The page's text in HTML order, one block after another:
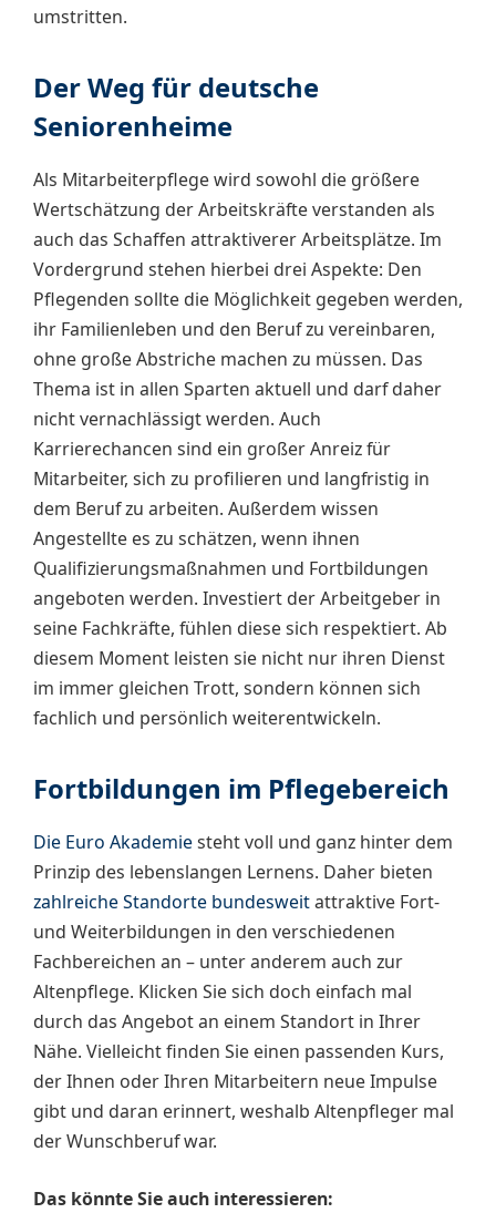
umstritten.
Der Weg für deutsche
Seniorenheime
Als Mitarbeiterpflege wird sowohl die größere
Wertschätzung der Arbeitskräfte verstanden als
auch das Schaffen attraktiverer Arbeitsplätze. Im
Vordergrund stehen hierbei drei Aspekte: Den
Pflegenden sollte die Möglichkeit gegeben werden,
ihr Familienleben und den Beruf zu vereinbaren,
ohne große Abstriche machen zu müssen. Das
Thema ist in allen Sparten aktuell und darf daher
nicht vernachlässigt werden. Auch
Karrierechancen sind ein großer Anreiz für
Mitarbeiter, sich zu profilieren und langfristig in
dem Beruf zu arbeiten. Außerdem wissen
Angestellte es zu schätzen, wenn ihnen
Qualifizierungsmaßnahmen und Fortbildungen
angeboten werden. Investiert der Arbeitgeber in
seine Fachkräfte, fühlen diese sich respektiert. Ab
diesem Moment leisten sie nicht nur ihren Dienst
im immer gleichen Trott, sondern können sich
fachlich und persönlich weiterentwickeln.
Fortbildungen im Pflegebereich
Die Euro Akademiesteht voll und ganz hinter dem
Prinzip des lebenslangen Lernens. Daher bieten
zahlreiche Standorte bundesweitattraktive Fort-
und Weiterbildungen in den verschiedenen
Fachbereichen an – unter anderem auch zur
Altenpflege. Klicken Sie sich doch einfach mal
durch das Angebot an einem Standort in Ihrer
Nähe. Vielleicht finden Sie einen passenden Kurs,
der Ihnen oder Ihren Mitarbeitern neue Impulse
gibt und daran erinnert, weshalb Altenpfleger mal
der Wunschberuf war.
Das könnte Sie auch interessieren: